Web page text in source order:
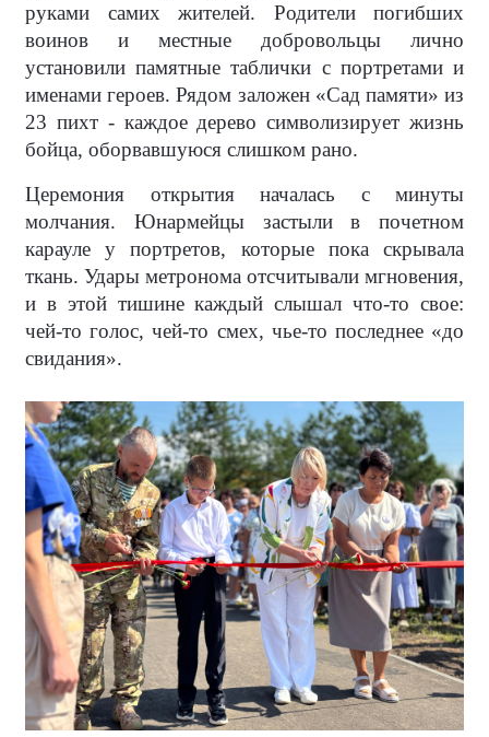
руками самих жителей. Родители погибших
воинов и местные добровольцы лично
установили памятные таблички с портретами и
именами героев. Рядом заложен «Сад памяти» из
23 пихт - каждое дерево символизирует жизнь
бойца, оборвавшуюся слишком рано.
Церемония открытия началась с минуты
молчания. Юнармейцы застыли в почетном
карауле у портретов, которые пока скрывала
ткань. Удары метронома отсчитывали мгновения,
и в этой тишине каждый слышал что-то свое:
чей-то голос, чей-то смех, чье-то последнее «до
свидания».